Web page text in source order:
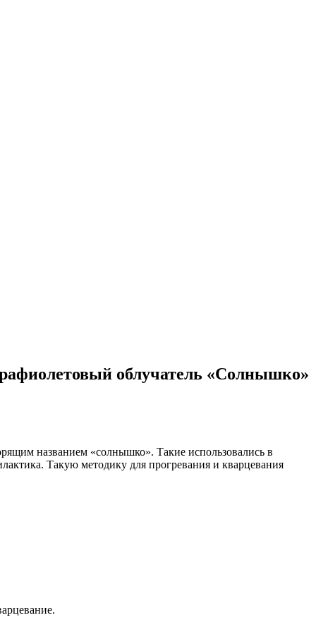
облучатель «Солнышко»
названием «солнышко». Такие использовались в
Такую методику для прогревания и кварцевания